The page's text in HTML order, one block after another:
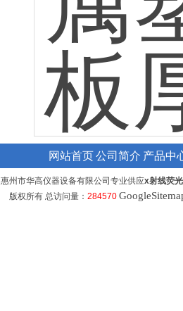
网站首页公司简介 产品中
惠州市华高仪器设备有限公司专业供应x射线荧
版权所有 总访问量： 284570